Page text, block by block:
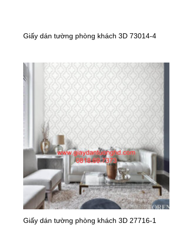
Giấy dán tường văn phòng 56147-2
Giấy dán tường văn phòng 56138-2
Giấy dán tường phòng khách 3D 73014-4
Giấy dán tường phòng khách 3D 27716-1